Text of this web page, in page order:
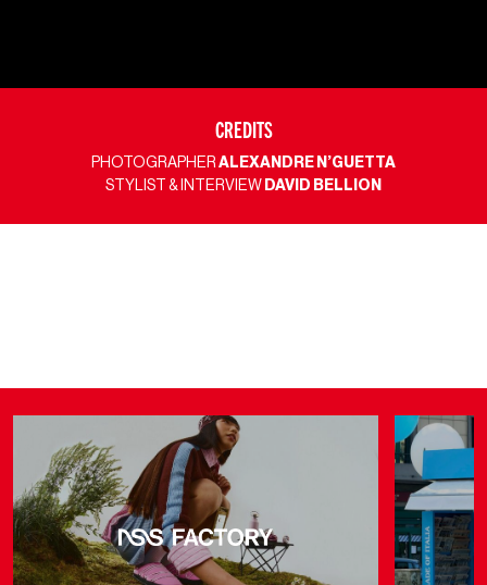
CREDITS
PHOTOGRAPHER ALEXANDRE N’GUETTA
STYLIST & INTERVIEW DAVID BELLION